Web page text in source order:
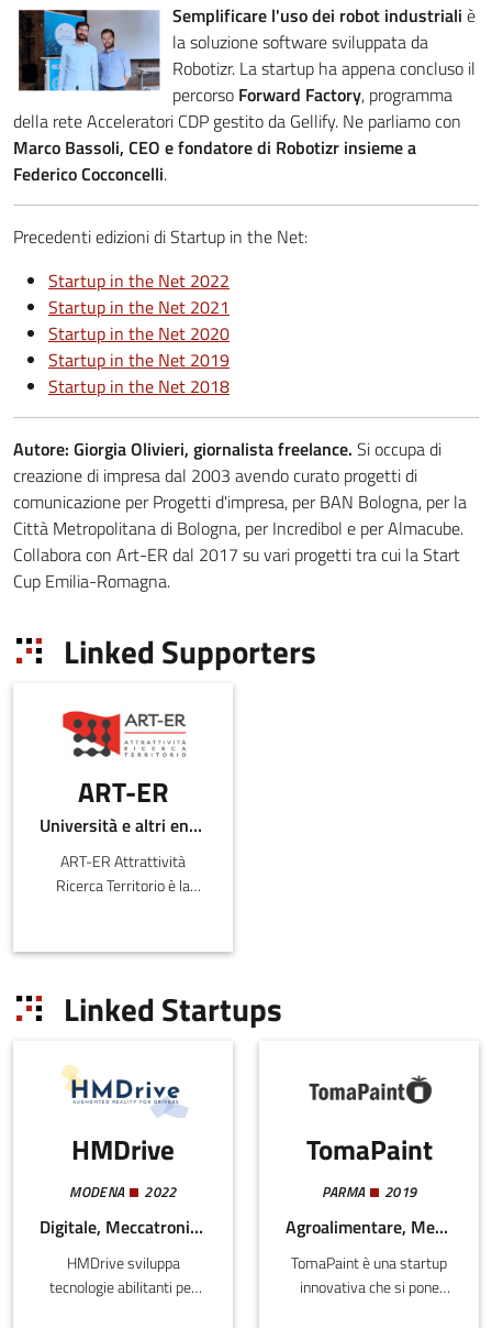
Semplificare l'uso dei robot industriali è
la soluzione software sviluppata da
Robotizr. La startup ha appena concluso il
percorso Forward Factory, programma
della rete Acceleratori CDP gestito da Gellify. Ne parliamo con
Marco Bassoli, CEO e fondatore di Robotizr insieme a
Federico Cocconcelli.
Precedenti edizioni di Startup in the Net:
Startup in the Net 2022
Startup in the Net 2021
Startup in the Net 2020
Startup in the Net 2019
Startup in the Net 2018
Autore: Giorgia Olivieri, giornalista freelance. Si occupa di
creazione di impresa dal 2003 avendo curato progetti di
comunicazione per Progetti d'impresa, per BAN Bologna, per la
Città Metropolitana di Bologna, per Incredibol e per Almacube.
Collabora con Art-ER dal 2017 su vari progetti tra cui la Start
Cup Emilia-Romagna.
Linked Supporters
ART-ER
Università e altri enti pubblici
ART-ER Attrattività
Ricerca Territorio è la
Romagna nata per
sostenibile della regione
Linked Startups
HMDrive
MODENA 2022
Digitale, Meccatronica e Materiali
HMDrive sviluppa
tecnologie abilitanti per
TomaPaint
PARMA 2019
Agroalimentare, Meccatronica e Materiali
TomaPaint è una startup
innovativa che si pone